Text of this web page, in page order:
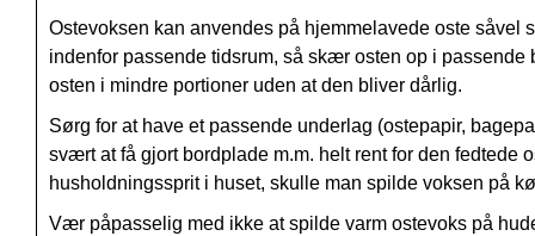
Ostevoksen kan anvendes på hjemmelavede oste såvel
indenfor passende tidsrum, så skær osten op i
osten i mindre portioner uden at den bliver dårlig.
Sørg for at have et passende underlag (ostepapir,
svært at få gjort bordplade m.m. helt rent for den fedtede
husholdningssprit i huset, skulle man spilde voksen på
Vær påpasselig med ikke at spilde varm ostevoks på